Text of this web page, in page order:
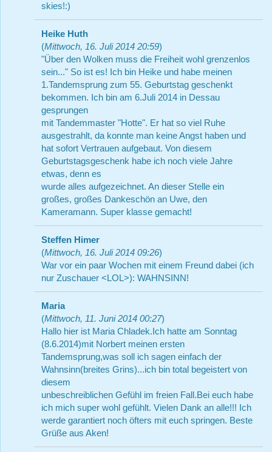
skies!:)
Heike Huth
(Mittwoch, 16. Juli 2014 20:59)
"Über den Wolken muss die Freiheit wohl grenzenlos
sein..." So ist es! Ich bin Heike und habe meinen
1.Tandemsprung zum 55. Geburtstag geschenkt
bekommen. Ich bin am 6.Juli 2014 in Dessau
gesprungen
mit Tandemmaster "Hotte". Er hat so viel Ruhe
ausgestrahlt, da konnte man keine Angst haben und
hat sofort Vertrauen aufgebaut. Von diesem
Geburtstagsgeschenk habe ich noch viele Jahre
etwas, denn es
wurde alles aufgezeichnet. An dieser Stelle ein
großes, großes Dankeschön an Uwe, den
Kameramann. Super klasse gemacht!
Steffen Himer
(Mittwoch, 16. Juli 2014 09:26)
War vor ein paar Wochen mit einem Freund dabei (ich
nur Zuschauer <LOL>): WAHNSINN!
Maria
(Mittwoch, 11. Juni 2014 00:27)
Hallo hier ist Maria Chladek.Ich hatte am Sonntag
(8.6.2014)mit Norbert meinen ersten
Tandemsprung,was soll ich sagen einfach der
Wahnsinn(breites Grins)...ich bin total begeistert von
diesem
unbeschreiblichen Gefühl im freien Fall.Bei euch habe
ich mich super wohl gefühlt. Vielen Dank an alle!!! Ich
werde garantiert noch öfters mit euch springen. Beste
Grüße aus Aken!